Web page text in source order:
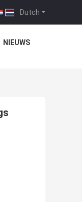
Dutch
NIEUWS